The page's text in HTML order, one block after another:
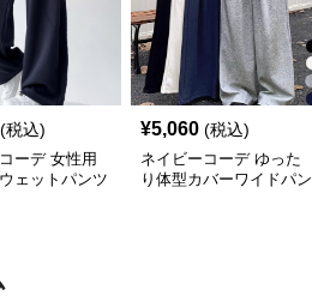
(税込)
ーデ 女性用
ェットパンツ
¥5,060 (税込)
ネイビーコーデ ゆった
り体型カバーワイドパン